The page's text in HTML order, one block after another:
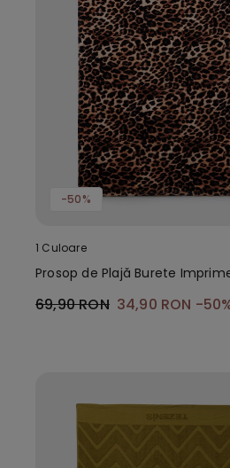
-50%
1 Culoare
Prosop de Plajă Burete
69,90 RON 34,90 RON -